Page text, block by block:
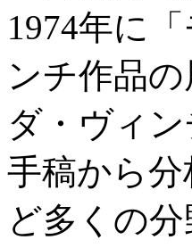
1974年に
ンチ作品
ダ・ヴィ
手稿から
ど多くの